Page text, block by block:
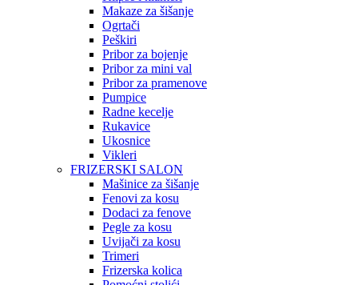
Makaze za šišanje
Ogrtači
Peškiri
Pribor za bojenje
Pribor za mini val
Pribor za pramenove
Pumpice
Radne kecelje
Rukavice
Ukosnice
Vikleri
FRIZERSKI SALON
Mašinice za šišanje
Fenovi za kosu
Dodaci za fenove
Pegle za kosu
Uvijači za kosu
Trimeri
Frizerska kolica